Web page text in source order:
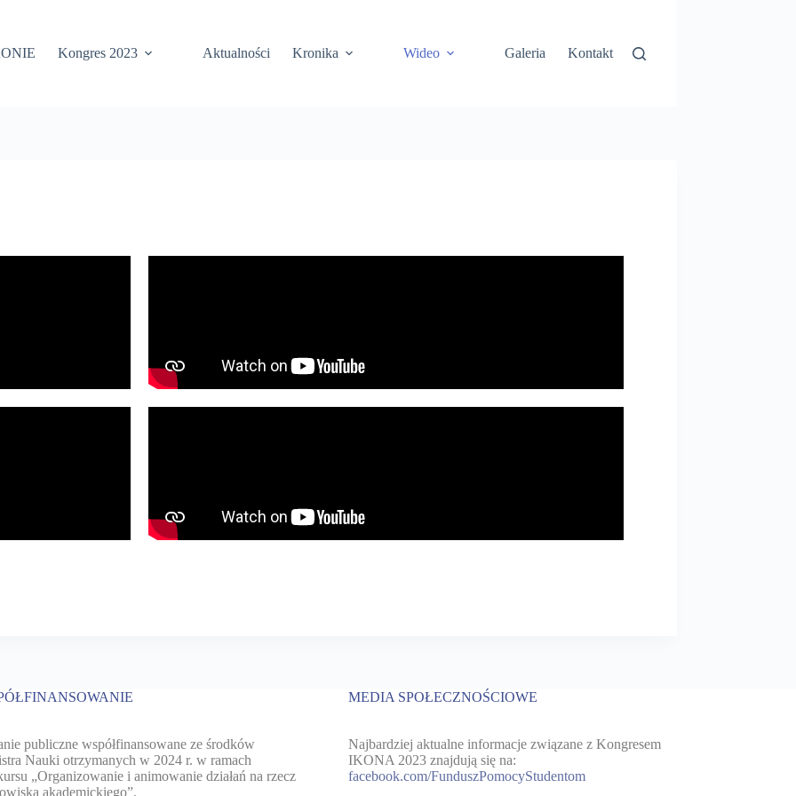
Kongres 2023 Aktualności Kronika Wideo Galeria Kontakt
publiczne współfinansowane ze środków
Nauki otrzymanych w 2024 r. w ramach
„Organizowanie i animowanie działań na rzecz
akademickiego”.
MEDIA SPOŁECZNOŚCIOWE
Najbardziej aktualne informacje związane z Kongresem
IKONA 2023 znajdują się na:
facebook.com/FunduszPomocyStudentom